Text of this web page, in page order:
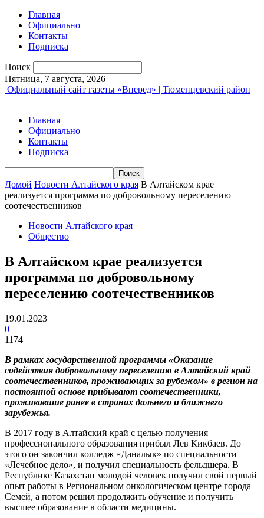
Главная
Официально
Контакты
Подписка
Поиск
Пятница, 7 августа, 2026
Официальный сайт газеты «Вперед» | Тюменцевский район
Главная
Официально
Контакты
Подписка
Домой Новости Алтайского края В Алтайском крае
реализуется программа по добровольному переселению
соотечественников
Новости Алтайского края
Общество
В Алтайском крае реализуется
программа по добровольному
переселению соотечественников
19.01.2023
0
1174
В рамках государственной программы «Оказание
содействия добровольному переселению в Алтайский край
соотечественников, проживающих за рубежом» в регион на
постоянной основе прибывают соотечественники,
проживавшие ранее в странах дальнего и ближнего
зарубежья.
В 2017 году в Алтайский край с целью получения
профессионального образования прибыл Лев Кикбаев. До
этого он закончил колледж «Даналык» по специальности
«Лечебное дело», и получил специальность фельдшера. В
Республике Казахстан молодой человек получил свой первый
опыт работы в Региональном онкологическом центре города
Семей, а потом решил продолжить обучение и получить
высшее образование в области медицины.